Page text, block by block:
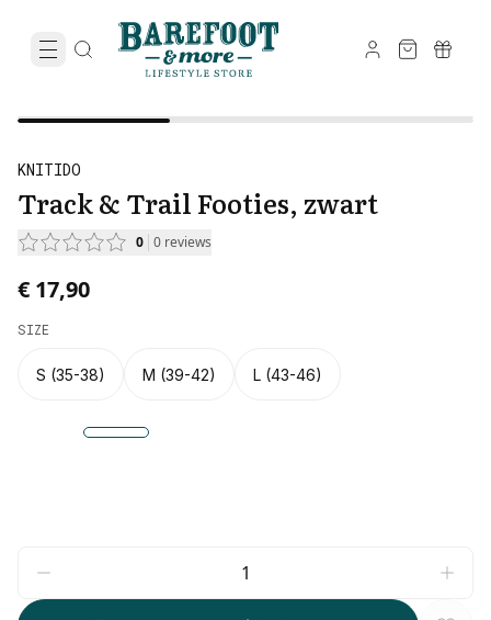
KNITIDO
Track & Trail Footies, zwart
0 0 reviews
€ 17,90
SIZE
S (35-38) M (39-42) L (43-46)